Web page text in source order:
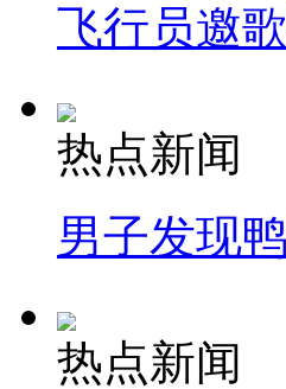
飞行员邀
热点新闻
男子发现
热点新闻